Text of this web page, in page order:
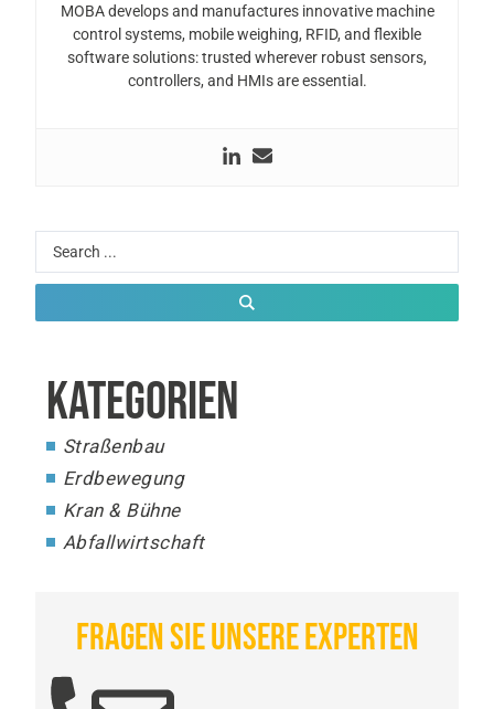
MOBA develops and manufactures innovative machine
control systems, mobile weighing, RFID, and flexible
software solutions: trusted wherever robust sensors,
controllers, and HMIs are essential.
KATEGORIEN
Straßenbau
Erdbewegung
Kran & Bühne
Abfallwirtschaft
FRAGEN SIE UNSERE EXPERTEN